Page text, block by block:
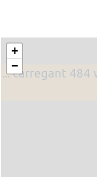
... carregant 484
+
−